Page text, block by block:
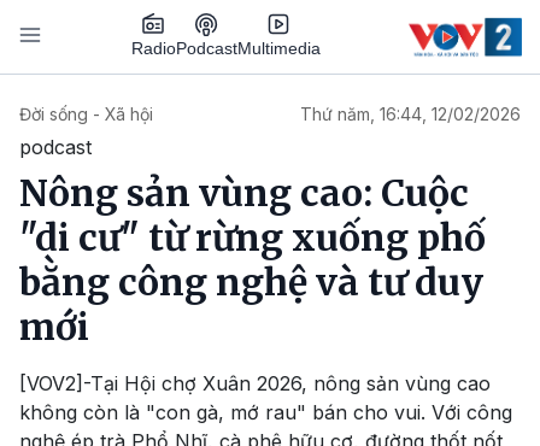
Nhảy đến nội dung
RadioPodcastMultimedia
Đời sống - Xã hội Thứ năm, 16:44, 12/02/2026
podcast
Nông sản vùng cao: Cuộc
"di cư" từ rừng xuống phố
bằng công nghệ và tư duy
mới
[VOV2]-Tại Hội chợ Xuân 2026, nông sản vùng cao
không còn là "con gà, mớ rau" bán cho vui. Với công
nghệ ép trà Phổ Nhĩ, cà phê hữu cơ, đường thốt nốt